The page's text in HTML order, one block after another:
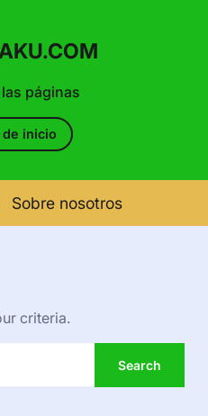
páginas
de inicio
Sobre nosotros
criteria.